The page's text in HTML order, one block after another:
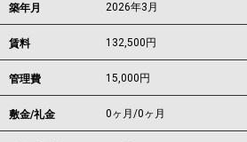
築年月 2026年3月
賃料 132,500 円
管理費 15,000円
敷金/礼金 0ヶ月/0ヶ月